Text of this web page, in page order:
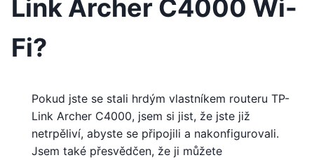
Link Archer C4000 Wi-
Fi?
Pokud jste se stali hrdým vlastníkem routeru TP-
Link Archer C4000, jsem si jist, že jste již
netrpěliví, abyste se připojili a nakonfigurovali.
Jsem také přesvědčen, že ji můžete